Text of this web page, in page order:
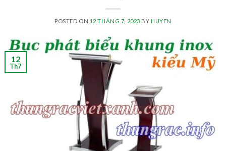
POSTED ON 12 THÁNG 7, 2023 BY HUYEN
12
Th7